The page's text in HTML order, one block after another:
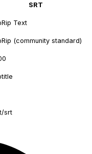
SRT
Text
(community standard)
srt